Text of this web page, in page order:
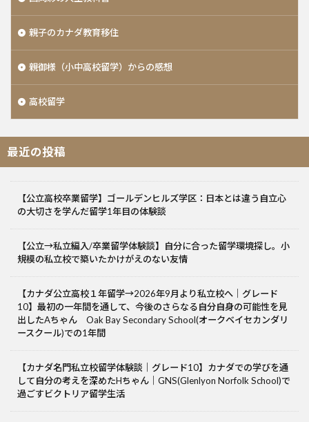
親子のカナダ教育移住
親御様（小中高校留学）からの感想
高校留学
最近の投稿
【公立高校卒業留学】ゴールデンヒルズ学区：日本とは違う自立心
の大切さを学んだ留学1年目の体験談
【公立→私立編入/卒業留学体験談】自分に合った留学環境探し。小
規模の私立校で築いたかけがえのない友情
【カナダ公立高校１年留学→2026年9月より私立校へ｜グレード
10】最初の一年間を通して、今後のさらなる自分自身の可能性を見
出したAちゃん Oak Bay Secondary School(オークベイセカンダリ
ースクール)での1年間
【カナダ名門私立校留学体験談｜グレード10】カナダでの学びを通
して自分の考えを深めたHちゃん｜GNS(Glenlyon Norfolk School)で
過ごすビクトリア留学生活